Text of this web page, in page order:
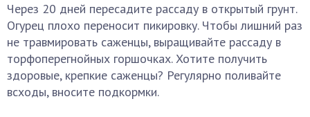
Через 20 дней пересадите рассаду в открытый грунт.
Огурец плохо переносит пикировку. Чтобы лишний раз
не травмировать саженцы, выращивайте рассаду в
торфоперегнойных горшочках. Хотите получить
здоровые, крепкие саженцы? Регулярно поливайте
всходы, вносите подкормки.